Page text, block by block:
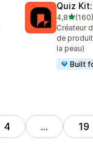
Quiz
4,8 (160)
160 avis
Créateur
de
la peau)
Built
4 … 19